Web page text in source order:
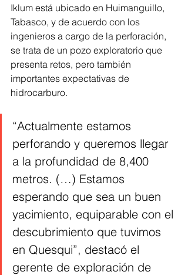
Iklum está ubicado en Huimanguillo,
Tabasco, y de acuerdo con los
ingenieros a cargo de la perforación,
se trata de un pozo exploratorio que
presenta retos, pero también
importantes expectativas de
hidrocarburo.
“Actualmente estamos
perforando y queremos llegar
a la profundidad de 8,400
metros. (…) Estamos
esperando que sea un buen
yacimiento, equiparable con el
descubrimiento que tuvimos
en Quesqui”, destacó el
gerente de exploración de